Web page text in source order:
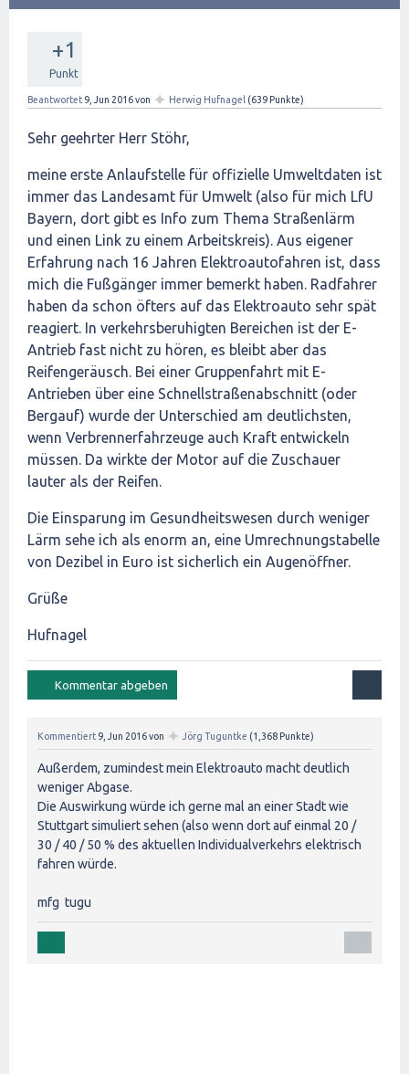
+1
Punkt
Beantwortet 9, Jun 2016von ✦ Herwig Hufnagel (639 Punkte)
Sehr geehrter Herr Stöhr,
meine erste Anlaufstelle für offizielle Umweltdaten ist
immer das Landesamt für Umwelt (also für mich LfU
Bayern, dort gibt es Info zum Thema Straßenlärm
und einen Link zu einem Arbeitskreis). Aus eigener
Erfahrung nach 16 Jahren Elektroautofahren ist, dass
mich die Fußgänger immer bemerkt haben. Radfahrer
haben da schon öfters auf das Elektroauto sehr spät
reagiert. In verkehrsberuhigten Bereichen ist der E-
Antrieb fast nicht zu hören, es bleibt aber das
Reifengeräusch. Bei einer Gruppenfahrt mit E-
Antrieben über eine Schnellstraßenabschnitt (oder
Bergauf) wurde der Unterschied am deutlichsten,
wenn Verbrennerfahrzeuge auch Kraft entwickeln
müssen. Da wirkte der Motor auf die Zuschauer
lauter als der Reifen.
Die Einsparung im Gesundheitswesen durch weniger
Lärm sehe ich als enorm an, eine Umrechnungstabelle
von Dezibel in Euro ist sicherlich ein Augenöffner.
Grüße
Hufnagel
Kommentiert 9, Jun 2016von ✦ Jörg Tuguntke (1,368 Punkte)
Außerdem, zumindest mein Elektroauto macht deutlich
weniger Abgase.
Die Auswirkung würde ich gerne mal an einer Stadt wie
Stuttgart simuliert sehen (also wenn dort auf einmal 20 /
30 / 40 / 50 % des aktuellen Individualverkehrs elektrisch
fahren würde.
mfg tugu